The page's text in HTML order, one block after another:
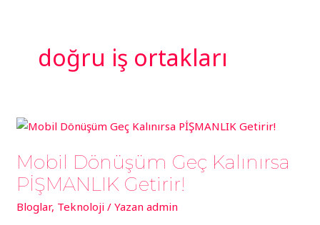
doğru iş ortakları
Mobil Dönüşüm Geç Kalınırsa
PİŞMANLIK Getirir!
Bloglar, Teknoloji / Yazan admin
Mobil
Geç
Kalınırsa
PİŞMANLIK
Getirir!